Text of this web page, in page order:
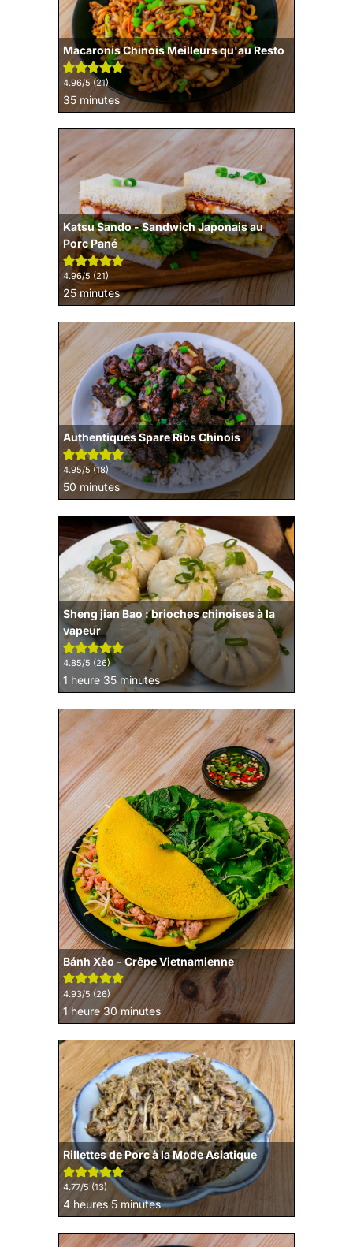
Macaronis Chinois Meilleurs qu'au Resto
4.96/5 (21)
35minutes
minutes
Katsu Sando - Sandwich Japonais au
Porc Pané
4.96/5 (21)
25minutes
minutes
Authentiques Spare Ribs Chinois
4.95/5 (18)
50 minutes
minutes
Sheng jian Bao : brioches chinoises à la
vapeur
4.85/5 (26)
1 heure
heure 35minutes
minutes
Bánh Xèo - Crêpe Vietnamienne
4.93/5 (26)
1heure
heure 30minutes
minutes
Rillettes de Porc à la Mode Asiatique
4.77/5 (13)
4heures
heures 5minutes
minutes